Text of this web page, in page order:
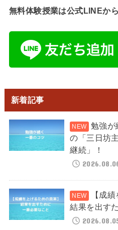
無料体験授業は公式LINEか
新着記事
勉強
の「三日坊
継続」！
【成
結果を出す